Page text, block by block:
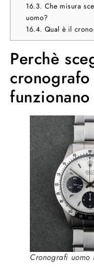
16.3. Che misura
uomo?
16.4. Qual è il
Perchè
funzionano
Cronografi